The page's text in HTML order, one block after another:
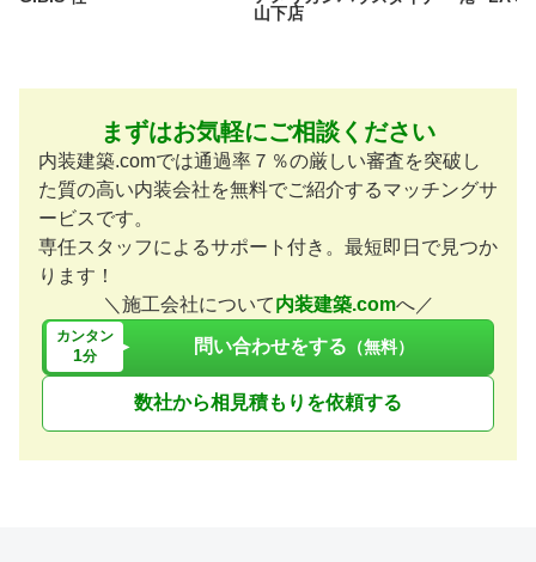
山下店
まずはお気軽にご相談ください
内装建築.comでは通過率７％の厳しい審査を突破し
た質の高い内装会社を無料でご紹介するマッチングサ
ービスです。
専任スタッフによるサポート付き。最短即日で見つか
ります！
＼施工会社について内装建築.comへ／
カンタン
1分 問い合わせをする （無料）
数社から相見積もりを依頼する